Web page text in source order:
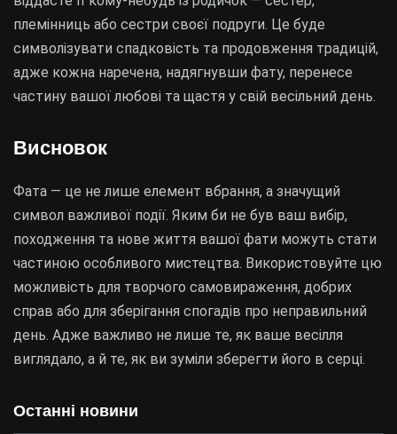
Останні новини
племінниць або сестри своєї подруги. Це буде
символізувати спадковість та продовження традицій,
адже кожна наречена, надягнувши фату, перенесе
частину вашої любові та щастя у свій весільний день.
Висновок
Фата — це не лише елемент вбрання, а значущий
символ важливої події. Яким би не був ваш вибір,
походження та нове життя вашої фати можуть стати
частиною особливого мистецтва. Використовуйте цю
можливість для творчого самовираження, добрих
справ або для зберігання спогадів про неправильний
день. Адже важливо не лише те, як ваше весілля
виглядало, а й те, як ви зуміли зберегти його в серці.